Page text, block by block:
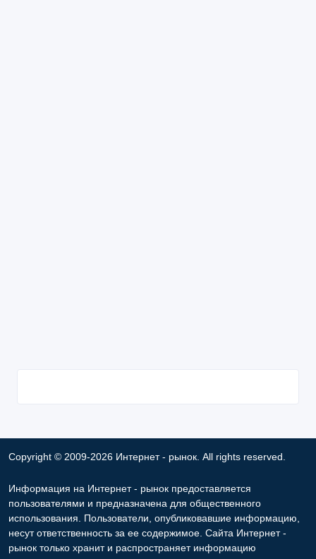
Copyright © 2009-2026 Интернет - рынок. All rights reserved.
Информация на Интернет - рынок предоставляется
пользователями и предназначена для общественного
использования. Пользователи, опубликовавшие информацию,
несут ответственность за ее содержимое. Сайта Интернет -
рынок только хранит и распространяет информацию